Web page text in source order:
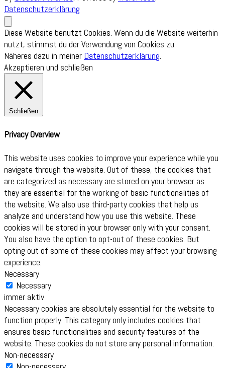
Datenschutzerklärung
Diese Website benutzt Cookies. Wenn du die Website weiterhin
nutzt, stimmst du der Verwendung von Cookies zu.
Näheres dazu in meiner Datenschutzerklärung.
Akzeptieren und schließen
Schließen
Privacy Overview
This website uses cookies to improve your experience while you
navigate through the website. Out of these, the cookies that
are categorized as necessary are stored on your browser as
they are essential for the working of basic functionalities of
the website. We also use third-party cookies that help us
analyze and understand how you use this website. These
cookies will be stored in your browser only with your consent.
You also have the option to opt-out of these cookies. But
opting out of some of these cookies may affect your browsing
experience.
Necessary
Necessary
immer aktiv
Necessary cookies are absolutely essential for the website to
function properly. This category only includes cookies that
ensures basic functionalities and security features of the
website. These cookies do not store any personal information.
Non-necessary